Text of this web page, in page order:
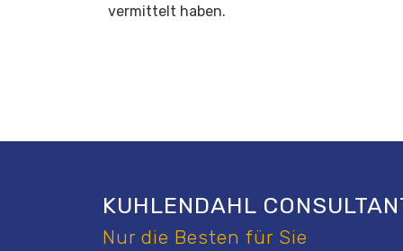
vermittelt haben.
KUHLENDAHL
Nur die Besten für Sie